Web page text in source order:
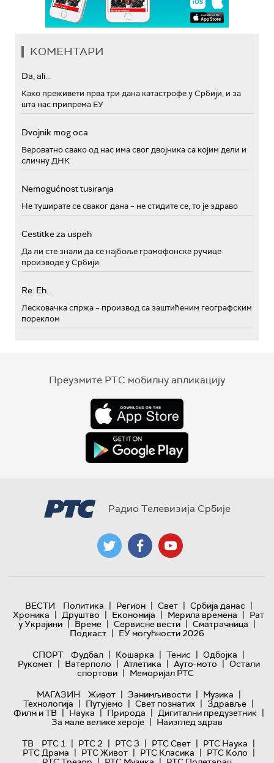
КОМЕНТАРИ
Da, ali...
Како преживети прва три дана катастрофе у Србији, и за
шта нас припрема ЕУ
Dvojnik mog oca
Вероватно свако од нас има свог двојника са којим дели и
сличну ДНК
Nemogućnost tusiranja
Не туширате се сваког дана – не стидите се, то је здраво
Cestitke za uspeh
Да ли сте знали да се најбоље грамофонске ручице
производе у Србији
Re: Eh...
Лесковачка спржа – производ са заштићеним географским
пореклом
Преузмите РТС мобилну апликацију
Радио Телевизија Србије
ВЕСТИ Политика | Регион | Свет | Србија данас |
Хроника | Друштво | Економија | Мерила времена | Рат
у Украјини | Време | Сервисне вести | Сматрачница |
Подкаст | ЕУ могућности 2026
СПОРТ
Фудбал | Кошарка | Тенис | Одбојка |
Рукомет | Ватерполо | Атлетика | Ауто-мото | Остали
спортови | Меморијал РТС
МАГАЗИН
Живот | Занимљивости | Музика |
Технологијa | Путујемо | Свет познатих | Здравље |
Филм и ТВ | Наука | Природа | Дигитални предузетник |
За мале велике хероје | Наизглед здрав
ТВ
РТС 1 | РТС 2 | РТС 3 | РТС Свет | РТС Наука |
РТС Драма | РТС Живот | РТС Класика | РТС Коло |